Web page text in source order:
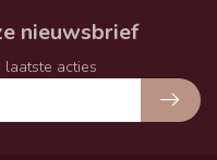
nieuwsbrief
laatste acties